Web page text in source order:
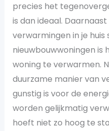
precies het
is dan ideaal.
verwarmingen in je huis
nieuwbouwwoningen is
woning te verwarmen.
duurzame manier van
gunstig is voor de
worden gelijkmatig
hoeft niet zo hoog te